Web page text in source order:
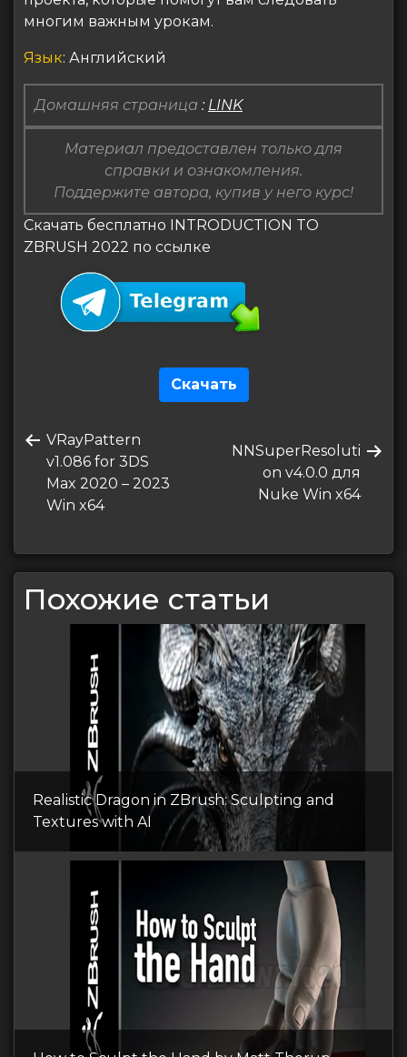
многим важным урокам.
Язык: Английский
Домашняя страница : LINK
Материал предоставлен только для
справки и ознакомления.
Поддержите автора, купив у него курс!
Скачать бесплатно INTRODUCTION TO
ZBRUSH 2022 по ссылке
Скачать
по
записям
Предыдущая
запись
VRayPattern
v1.086 for 3DS
Max 2020 – 2023
Win x64
Следующая
запись
NNSuperResoluti
on v4.0.0 для
Nuke Win x64
Похожие статьи
Realistic Dragon in ZBrush: Sculpting and
Textures with AI